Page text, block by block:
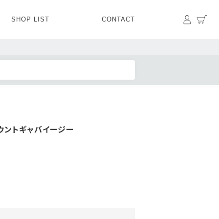
BOTTOMSSKIRT
SHOP LIST CONTACT マイペ
ントギャバイージー